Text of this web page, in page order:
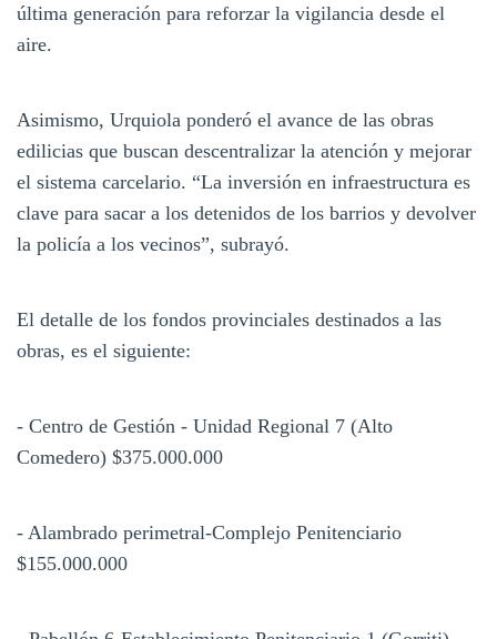
última generación para reforzar la vigilancia desde el
aire.
Asimismo, Urquiola ponderó el avance de las obras
edilicias que buscan descentralizar la atención y mejorar
el sistema carcelario. “La inversión en infraestructura es
clave para sacar a los detenidos de los barrios y devolver
la policía a los vecinos”, subrayó.
El detalle de los fondos provinciales destinados a las
obras, es el siguiente:
- Centro de Gestión - Unidad Regional 7 (Alto
Comedero) $375.000.000
- Alambrado perimetral-Complejo Penitenciario
$155.000.000